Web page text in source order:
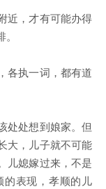
近，才有可能办得
各执一词，都有道
处处想到娘家。但
大，儿子就不可能
儿媳嫁过来，不是
的表现，孝顺的儿